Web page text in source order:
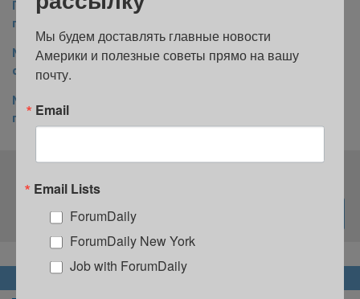
По следам Фиделя Кастро, влюбившегося в Нью-Йорк с
первого взгляда
Музею Соломона Гуггенхайма 60 лет: как бетонная
спираль превратилась в культовое здание
Музей MoMA в Нью-Йорке открывается после
грандиозной реновации: что изменилось
НОВОСТИ
Мы будем доставлять главные новости
Америки и полезные советы прямо на вашу
почту.
Email
Email Lists
ForumDaily
ForumDaily New York
Job with ForumDaily